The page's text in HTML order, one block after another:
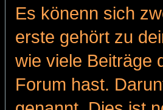
Es könenn sich
erste gehört zu
wie viele Beiträge
Forum hast.